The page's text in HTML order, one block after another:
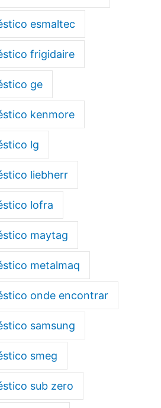
esmaltec
frigidaire
ge
kenmore
lg
liebherr
lofra
maytag
metalmaq
onde encontrar
samsung
smeg
sub zero